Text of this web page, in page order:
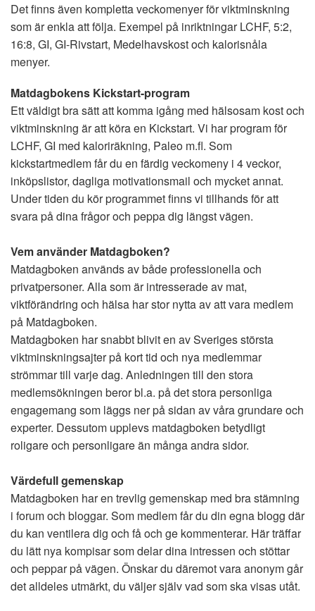
Det finns även kompletta veckomenyer för viktminskning
som är enkla att följa. Exempel på inriktningar LCHF, 5:2,
16:8, GI, GI-Rivstart, Medelhavskost och kalorisnåla
menyer.
Matdagbokens Kickstart-program
Ett väldigt bra sätt att komma igång med hälsosam kost och
viktminskning är att köra en Kickstart. Vi har program för
LCHF, GI med kaloriräkning, Paleo m.fl. Som
kickstartmedlem får du en färdig veckomeny i 4 veckor,
inköpslistor, dagliga motivationsmail och mycket annat.
Under tiden du kör programmet finns vi tillhands för att
svara på dina frågor och peppa dig längst vägen.
Vem använder Matdagboken?
Matdagboken används av både professionella och
privatpersoner. Alla som är intresserade av mat,
viktförändring och hälsa har stor nytta av att vara medlem
på Matdagboken.
Matdagboken har snabbt blivit en av Sveriges största
viktminskningsajter på kort tid och nya medlemmar
strömmar till varje dag. Anledningen till den stora
medlemsökningen beror bl.a. på det stora personliga
engagemang som läggs ner på sidan av våra grundare och
experter. Dessutom upplevs matdagboken betydligt
roligare och personligare än många andra sidor.
Värdefull gemenskap
Matdagboken har en trevlig gemenskap med bra stämning
i forum och bloggar. Som medlem får du din egna blogg där
du kan ventilera dig och få och ge kommenterar. Här träffar
du lätt nya kompisar som delar dina intressen och stöttar
och peppar på vägen. Önskar du däremot vara anonym går
det alldeles utmärkt, du väljer själv vad som ska visas utåt.